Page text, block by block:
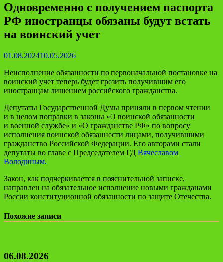
Одновременно с получением паспорта
РФ иностранцы обязаны будут встать
на воинский учет
01.08.202410.05.2026
Неисполнение обязанности по первоначальной постановке на
воинский учет теперь будет грозить получившим его
иностранцам лишением российского гражданства.
Депутаты Государственной Думы приняли в первом чтении
и в целом поправки в законы «О воинской обязанности
и военной службе» и «О гражданстве РФ» по вопросу
исполнения воинской обязанности лицами, получившими
гражданство Российской Федерации. Его авторами стали
депутаты во главе с Председателем ГД Вячеславом
Володиным.
Закон, как подчеркивается в пояснительной записке,
направлен на обязательное исполнение новыми гражданами
России конституционной обязанности по защите Отечества.
Похожие записи
06.08.2026